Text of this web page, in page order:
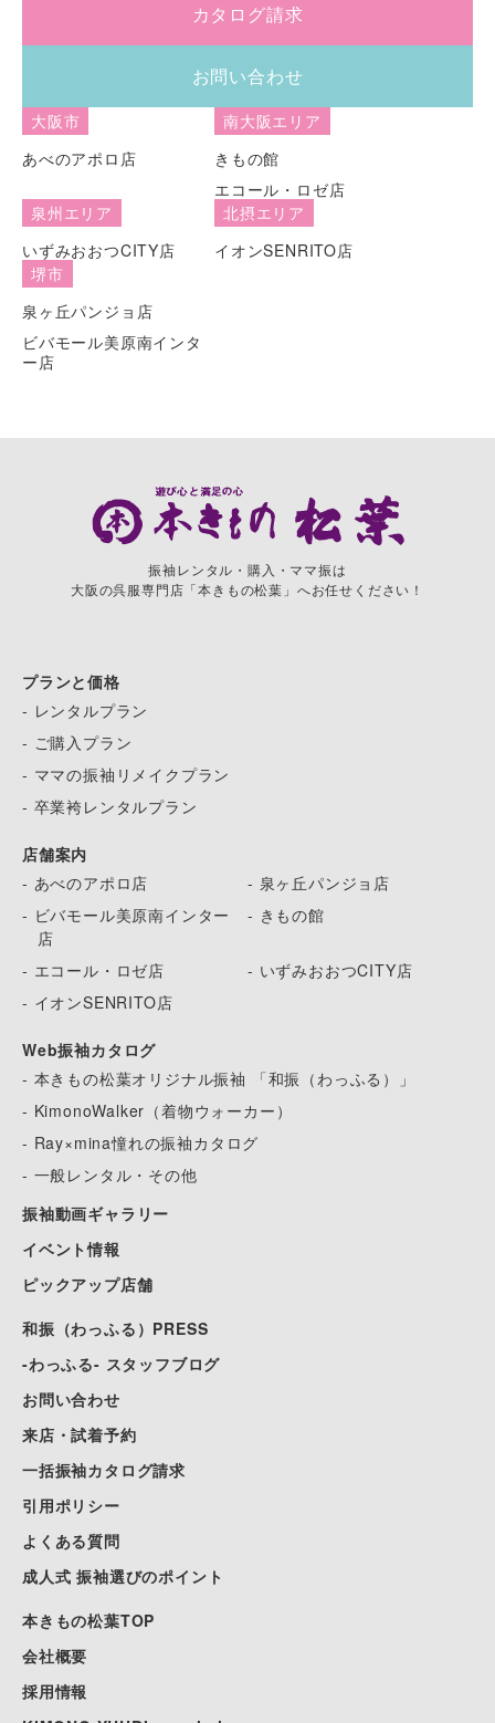
カタログ請求
お問い合わせ
大阪市
あべのアポロ店
南大阪エリア
きもの館
エコール・ロゼ店
泉州エリア
いずみおおつCITY店
北摂エリア
イオンSENRITO店
堺市
泉ヶ丘パンジョ店
ビバモール美原南インタ
ー店
振袖レンタル・購入・ママ振は
大阪の呉服専門店「本きもの松葉」へお任せください！
プランと価格
- レンタルプラン
- ご購入プラン
- ママの振袖リメイクプラン
- 卒業袴レンタルプラン
店舗案内
- あべのアポロ店
- 泉ヶ丘パンジョ店
- ビバモール美原南インター
店
- きもの館
- エコール・ロゼ店
- いずみおおつCITY店
- イオンSENRITO店
Web振袖カタログ
- 本きもの松葉オリジナル振袖 「和振（わっふる）」
- KimonoWalker（着物ウォーカー）
- Ray×mina憧れの振袖カタログ
- 一般レンタル・その他
振袖動画ギャラリー
イベント情報
ピックアップ店舗
和振（わっふる）PRESS
-わっふる- スタッフブログ
お問い合わせ
来店・試着予約
一括振袖カタログ請求
引用ポリシー
よくある質問
成人式 振袖選びのポイント
本きもの松葉TOP
会社概要
採用情報